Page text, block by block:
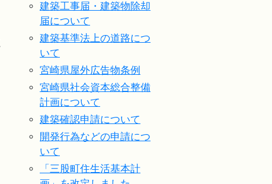
建築工事届・建築物除却
届について
建築基準法上の道路につ
いて
宮崎県屋外広告物条例
宮崎県社会資本総合整備
計画について
建築確認申請について
開発行為などの申請につ
いて
「三股町住生活基本計